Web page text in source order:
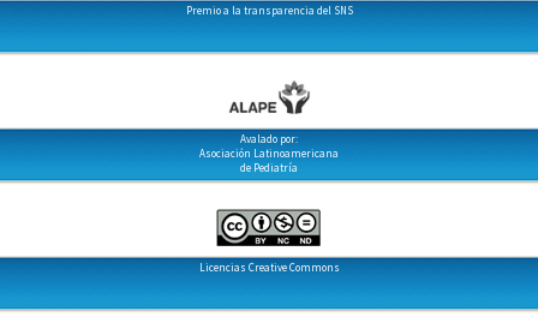
Premio a la transparencia del SNS
Avalado por:
Asociación Latinoamericana
de Pediatría
Licencias Creative Commons